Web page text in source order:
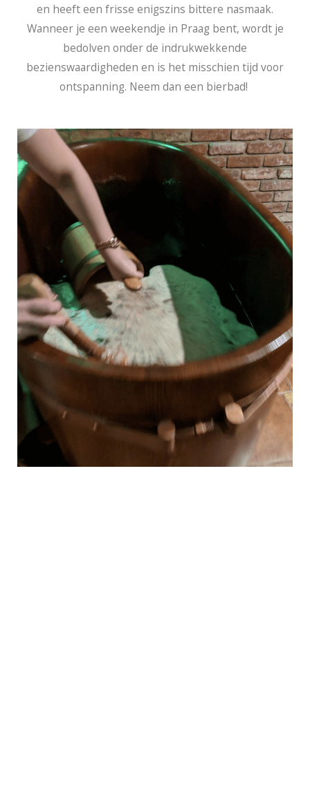
en heeft een frisse enigszins bittere nasmaak.
Wanneer je een weekendje in Praag bent, wordt je
bedolven onder de indrukwekkende
bezienswaardigheden en is het misschien tijd voor
ontspanning. Neem dan een bierbad!